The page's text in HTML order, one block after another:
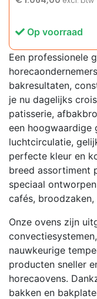
Op voorraad
Een professionele
bakresultaten,
je nu dagelijks
patisserie,
een
luchtcirculatie,
perfecte kleur en
breed assortiment
speciaal
cafés,
Onze ovens zijn
nauwkeurige
producten sneller
horecaovens.
bakken en